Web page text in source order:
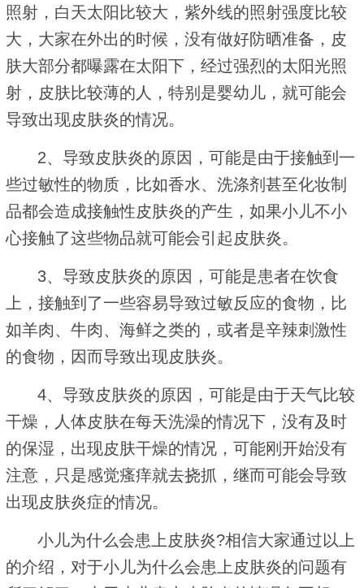
照射，白天太阳比较大，紫外线的照射强度比较
大，大家在外出的时候，没有做好防晒准备，皮
肤大部分都曝露在太阳下，经过强烈的太阳光照
射，皮肤比较薄的人，特别是婴幼儿，就可能会
导致出现皮肤炎的情况。
2、导致皮肤炎的原因，可能是由于接触到一
些过敏性的物质，比如香水、洗涤剂甚至化妆制
品都会造成接触性皮肤炎的产生，如果小儿不小
心接触了这些物品就可能会引起皮肤炎。
3、导致皮肤炎的原因，可能是患者在饮食
上，接触到了一些容易导致过敏反应的食物，比
如羊肉、牛肉、海鲜之类的，或者是辛辣刺激性
的食物，因而导致出现皮肤炎。
4、导致皮肤炎的原因，可能是由于天气比较
干燥，人体皮肤在每天洗澡的情况下，没有及时
的保湿，出现皮肤干燥的情况，可能刚开始没有
注意，只是感觉瘙痒就去挠抓，继而可能会导致
出现皮肤炎症的情况。
小儿为什么会患上皮肤炎?相信大家通过以上
的介绍，对于小儿为什么会患上皮肤炎的问题有